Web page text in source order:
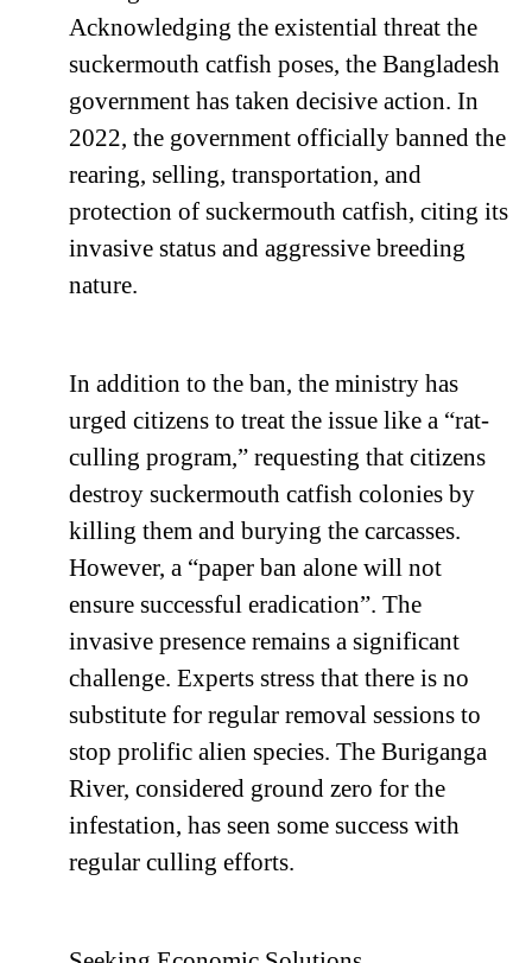
Acknowledging the existential threat the
suckermouth catfish poses, the Bangladesh
government has taken decisive action. In
2022, the government officially banned the
rearing, selling, transportation, and
protection of suckermouth catfish, citing its
invasive status and aggressive breeding
nature.
In addition to the ban, the ministry has
urged citizens to treat the issue like a “rat-
culling program,” requesting that citizens
destroy suckermouth catfish colonies by
killing them and burying the carcasses.
However, a “paper ban alone will not
ensure successful eradication”. The
invasive presence remains a significant
challenge. Experts stress that there is no
substitute for regular removal sessions to
stop prolific alien species. The Buriganga
River, considered ground zero for the
infestation, has seen some success with
regular culling efforts.